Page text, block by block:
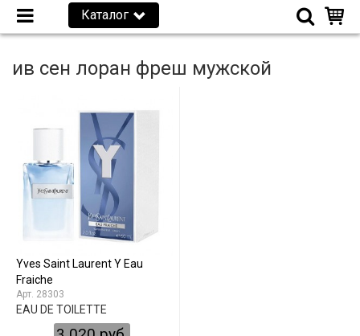
Каталог
ив сен лоран фреш мужской
Yves Saint Laurent Y Eau
Fraiche
28303
EAU DE TOILETTE